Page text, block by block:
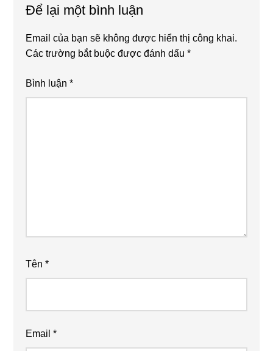
Interactions
Để lại một bình luận
Email của bạn sẽ không được hiển thị công khai.
Các trường bắt buộc được đánh dấu*
Bình luận*
Tên*
Email*